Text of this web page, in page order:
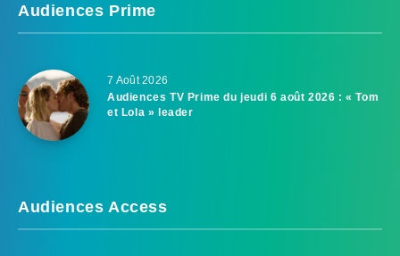
Audiences Prime
7 Août 2026
Audiences TV Prime du jeudi 6 août 2026 : « Tom
et Lola » leader
Audiences Access